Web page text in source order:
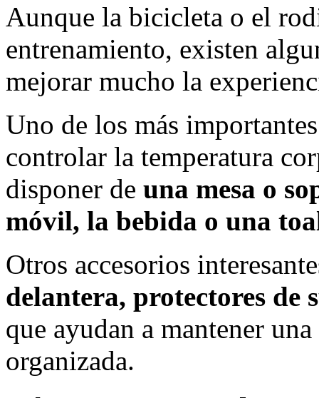
Aunque la bicicleta o el
entrenamiento, existen
mejorar mucho la
Uno de los más
controlar la temperatura
disponer de una mesa o
móvil, la bebida o una
Otros accesorios
delantera, protectores de
que ayudan a mantener
organizada.